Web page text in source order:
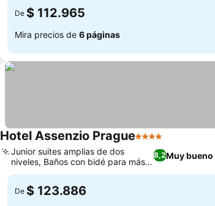
De $ 112.965
Mira precios de 6 páginas
Hotel Assenzio Prague4 Estrellas
8,2Muy bueno
Junior suites amplias de dos
niveles, Baños con bidé para más
comodidad
De $ 123.886